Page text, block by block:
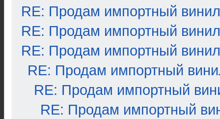
RE: Продам импортный винил
RE: Продам импортный винил
RE: Продам импортный винил
RE: Продам импортный
RE: Продам импортный
RE: Продам импортный